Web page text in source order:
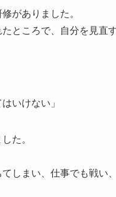
がありました。
ところで、自分を見直
いけない」
た。
しまい、仕事でも戦い